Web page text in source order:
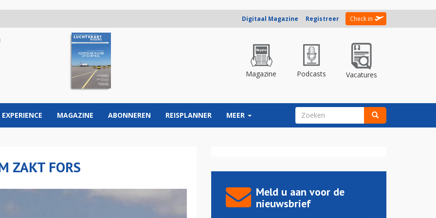
Digitaal Magazine Registreer Check in
Magazine Podcasts Vacatures
EXPERIENCE MAGAZINE ABONNEREN REISPLANNER MEER ZOEKVELD
ZAKT FORS
Meld u aan voor de
nieuwsbrief